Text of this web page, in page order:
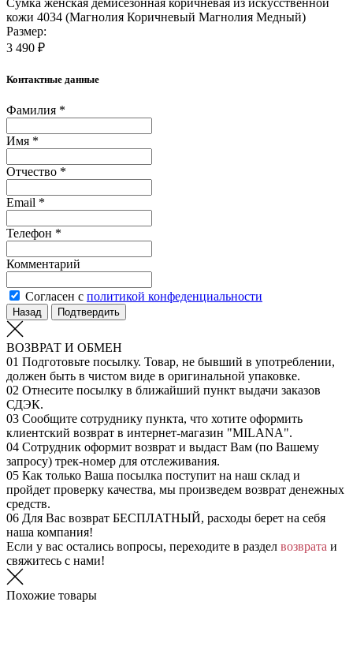
кожи 4034 (Магнолия Коричневый Магнолия Медный)
Размер:
3 490 ₽
Контактные данные
Фамилия *
Имя *
Отчество *
Email *
Телефон *
Комментарий
Согласен с политикой конфеденциальности
Назад Подтвердить
ВОЗВРАТ И ОБМЕН
01 Подготовьте посылку. Товар, не бывший в употреблении,
должен быть в чистом виде в оригинальной упаковке.
02 Отнесите посылку в ближайший пункт выдачи заказов
СДЭК.
03 Сообщите сотруднику пункта, что хотите оформить
клиентский возврат в интернет-магазин "MILANA".
04 Сотрудник оформит возврат и выдаст Вам (по Вашему
запросу) трек-номер для отслеживания.
05 Как только Ваша посылка поступит на наш склад и
пройдет проверку качества, мы произведем возврат денежных
средств.
06 Для Вас возврат БЕСПЛАТНЫЙ, расходы берет на себя
наша компания!
Если у вас остались вопросы, переходите в раздел возврата и
свяжитесь с нами!
Похожие товары